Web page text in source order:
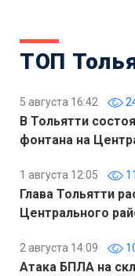
ТОП
5 августа 16:42
В Тольятти
фонтана на
1 августа 12:05
Глава Тольятти
Центрального
2 августа 14:09
Атака БПЛА на